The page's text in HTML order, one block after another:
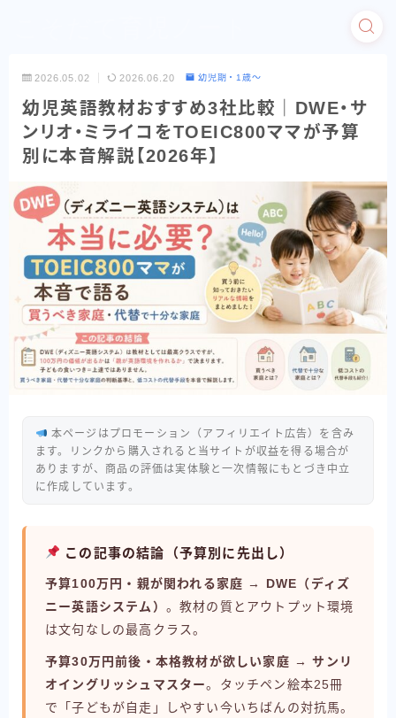
2026.05.02 2026.06.20 幼児期・1歳〜
幼児英語教材おすすめ3社比較｜DWE・サ
ンリオ・ミライコをTOEIC800ママが予算
別に本音解説【2026年】
本ページはプロモーション（アフィリエイト広告）を含み
ます。リンクから購入されると当サイトが収益を得る場合が
ありますが、商品の評価は実体験と一次情報にもとづき中立
に作成しています。
この記事の結論（予算別に先出し）
予算100万円・親が関われる家庭 → DWE（ディズ
ニー英語システム） 。教材の質とアウトプット環境
は文句なしの最高クラス。
予算30万円前後・本格教材が欲しい家庭 → サンリ
オイングリッシュマスター。タッチペン絵本25冊
で「子どもが自走」しやすい今いちばんの対抗馬。